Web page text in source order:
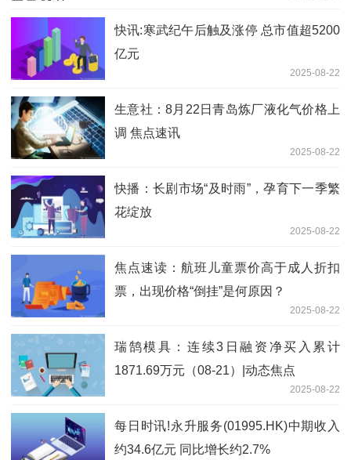
快讯:寒武纪午后触及涨停 总市值超5200
亿元
2025-08-22
生意社：8月22日青岛炼厂液化气价格上
调 焦点速讯
2025-08-22
快播：长剧市场“及时雨”，孕育下一季繁
花绽放
2025-08-22
焦点速读：航班儿童票价高于成人折扣
票，出现价格“倒挂”是何原因？
2025-08-22
瑞鹄模具：连续3日融资净买入累计
1871.69万元（08-21）|动态焦点
2025-08-22
每日时讯!永升服务(01995.HK)中期收入
约34.6亿元 同比增长约2.7%